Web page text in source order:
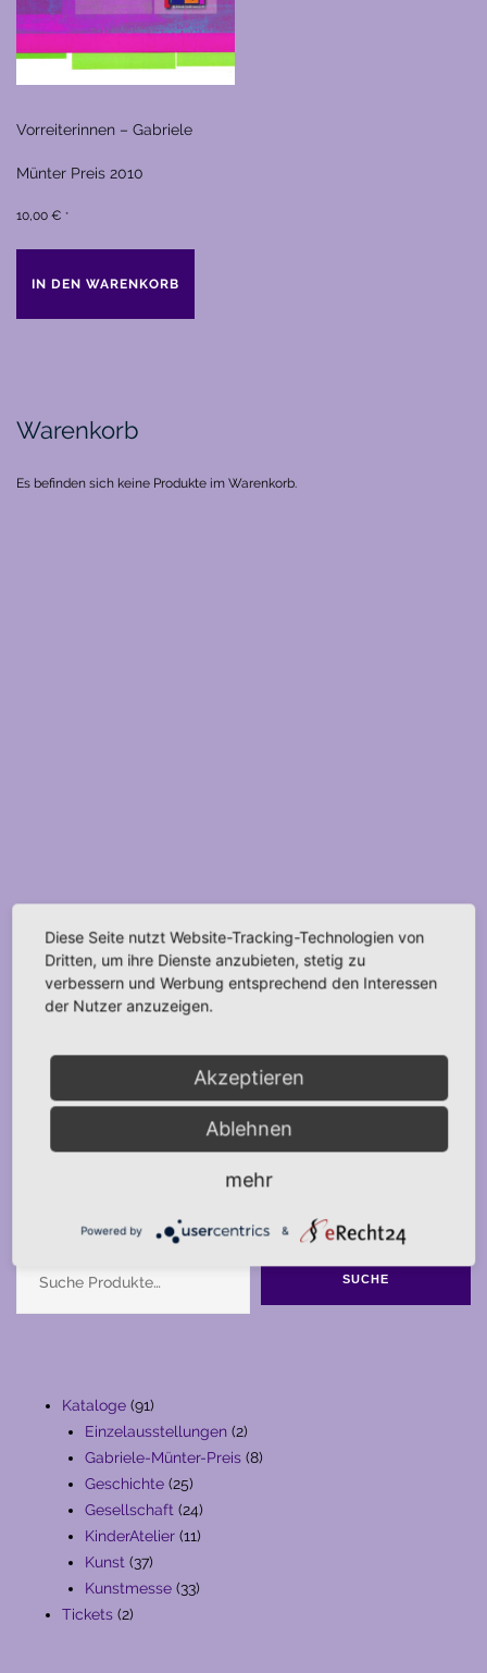
Vorreiterinnen – Gabriele
Münter Preis 2010
10,00 € *
IN DEN WARENKORB
Warenkorb
Es befinden sich keine Produkte im Warenkorb.
SUCHE
Kataloge 9191
Produkte
Einzelausstellungen 22
Produkte
Gabriele-Münter-Preis 88
Geschichte 2525
Produkte
Gesellschaft 2424
Produkte
KinderAtelier 1111
Kunst 3737
Produkte
Kunstmesse 3333
Tickets 22
Diese Seite nutzt Website-Tracking-Technologien von
Dritten, um ihre Dienste anzubieten, stetig zu
verbessern und Werbung entsprechend den Interessen
der Nutzer anzuzeigen.
Akzeptieren
Ablehnen
mehr
Powered by &